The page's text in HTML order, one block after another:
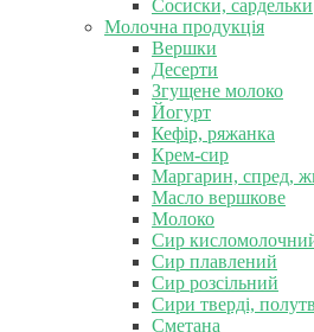
Сосиски, сардельки
Молочна продукція
Вершки
Десерти
Згущене молоко
Йогурт
Кефір, ряжанка
Крем-сир
Маргарин, спред,
Масло вершкове
Молоко
Сир
Сир плавлений
Сир розсільний
Сири тверді,
Сметана